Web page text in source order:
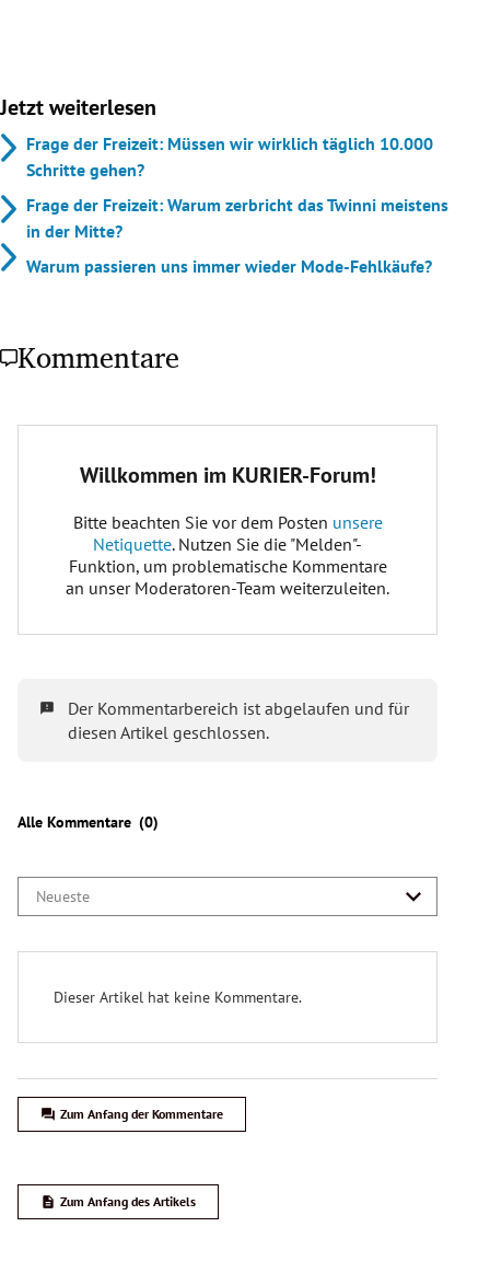
Jetzt weiterlesen
Frage der Freizeit: Müssen wir wirklich täglich 10.000
Schritte gehen?
Frage der Freizeit: Warum zerbricht das Twinni meistens
in der Mitte?
Warum passieren uns immer wieder Mode-Fehlkäufe?
Kommentare